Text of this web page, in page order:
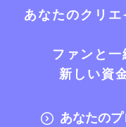
あなたのクリ
ファンと
新しい資
あなたの